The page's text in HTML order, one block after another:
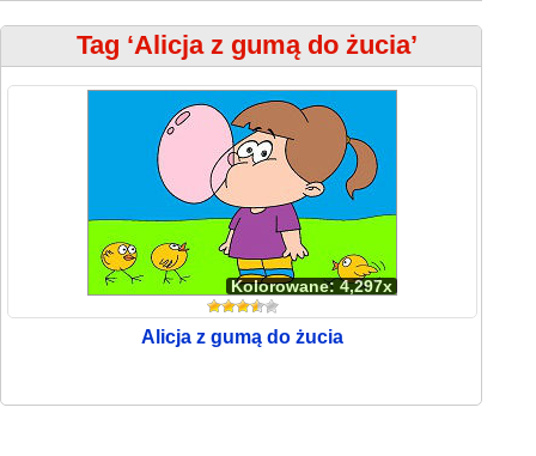
Tag ‘Alicja z gumą do żucia’
Kolorowane: 4,297x
Alicja z gumą do żucia